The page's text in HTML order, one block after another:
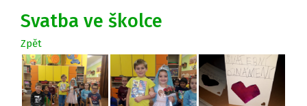
Svatba ve školce
Zpět